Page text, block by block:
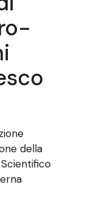
della